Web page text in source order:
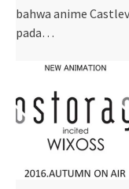
bahwa anime
pada…